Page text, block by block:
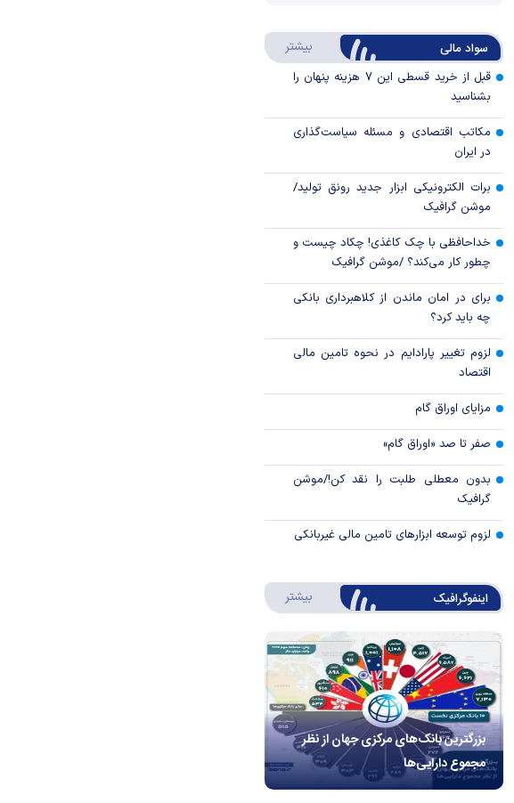
Video
سواد مالی بیشتر درباره سواد مالی
قبل از خرید قسطی این ۷ هزینه پنهان را
بشناسید
مکاتب اقتصادی و مسئله سیاست‌گذاری
در ایران
برات الکترونیکی ابزار جدید رونق تولید/
موشن گرافیک
خداحافظی با چک کاغذی! چکاد چیست و
چطور کار می‌کند؟ /موشن گرافیک
برای در امان ماندن از کلاهبرداری بانکی
چه باید کرد؟
لزوم تغییر پارادایم در نحوه تامین مالی
اقتصاد
مزایای اوراق گام
صفر تا صد «اوراق گام»
بدون معطلی طلبت را نقد کن!/موشن
گرافیک
لزوم توسعه ابزارهای تامین مالی غیربانکی
اینفوگرافیک بیشتر درباره اینفوگرافیک
بزرگترین بانک‌های مرکزی جهان از نظر
مجموع دارایی‌ها